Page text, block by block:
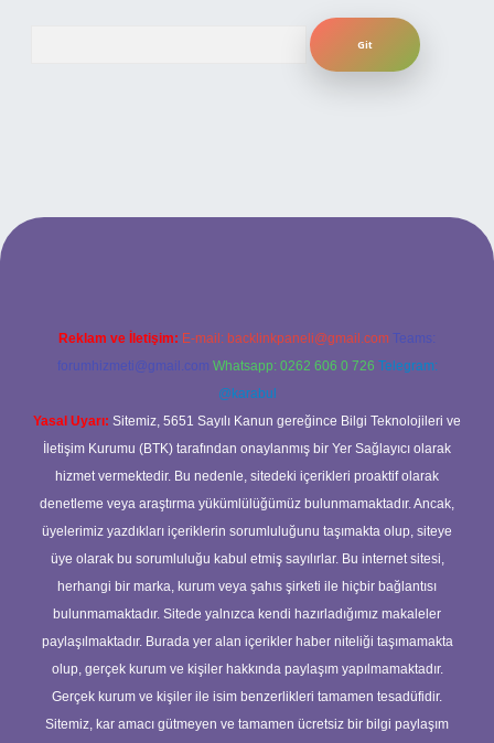
Reklam ve İletişim: E-mail: backlinkpaneli@gmail.com Teams:
forumhizmeti@gmail.com Whatsapp: 0262 606 0 726 Telegram:
@karabul
Yasal Uyarı: Sitemiz, 5651 Sayılı Kanun gereğince Bilgi Teknolojileri ve
İletişim Kurumu (BTK) tarafından onaylanmış bir Yer Sağlayıcı olarak
hizmet vermektedir. Bu nedenle, sitedeki içerikleri proaktif olarak
denetleme veya araştırma yükümlülüğümüz bulunmamaktadır. Ancak,
üyelerimiz yazdıkları içeriklerin sorumluluğunu taşımakta olup, siteye
üye olarak bu sorumluluğu kabul etmiş sayılırlar. Bu internet sitesi,
herhangi bir marka, kurum veya şahıs şirketi ile hiçbir bağlantısı
bulunmamaktadır. Sitede yalnızca kendi hazırladığımız makaleler
paylaşılmaktadır. Burada yer alan içerikler haber niteliği taşımamakta
olup, gerçek kurum ve kişiler hakkında paylaşım yapılmamaktadır.
Gerçek kurum ve kişiler ile isim benzerlikleri tamamen tesadüfidir.
Sitemiz, kar amacı gütmeyen ve tamamen ücretsiz bir bilgi paylaşım